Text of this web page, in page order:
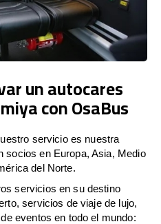
un autocares
con OsaBus
servicio es nuestra
socios en Europa, Asia, Medio
del Norte.
servicios en su destino
servicios de viaje de lujo,
eventos en todo el mundo: